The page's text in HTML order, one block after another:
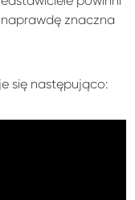
znaczna
się następująco: